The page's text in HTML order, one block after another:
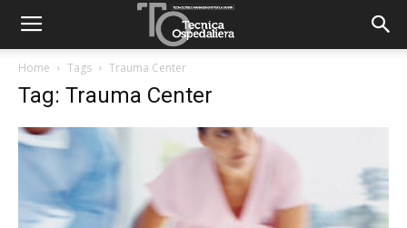
Home Tags Trauma Center
Tag: Trauma Center